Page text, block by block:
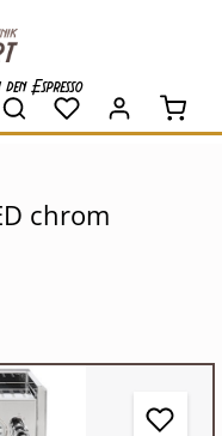
Espresso
chrom